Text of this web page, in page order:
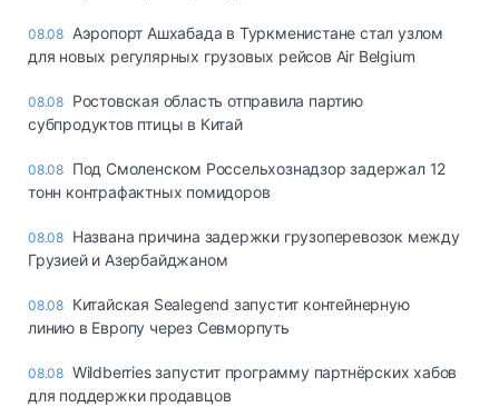
08.08 Аэропорт Ашхабада в Туркменистане стал узлом
для новых регулярных грузовых рейсов Air Belgium
08.08 Ростовская область отправила партию
субпродуктов птицы в Китай
08.08 Под Смоленском Россельхознадзор задержал 12
тонн контрафактных помидоров
08.08 Названа причина задержки грузоперевозок между
Грузией и Азербайджаном
08.08 Китайская Sealegend запустит контейнерную
линию в Европу через Севморпуть
08.08 Wildberries запустит программу партнёрских хабов
для поддержки продавцов